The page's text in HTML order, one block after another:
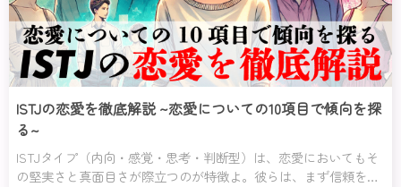
ISTJの恋愛を徹底解説 ~恋愛についての10項目で傾向を探
る~
ISTJタイプ（内向・感覚・思考・判断型）は、恋愛においてもそ
の堅実さと真面目さが際立つのが特徴よ。彼らは、まず信頼を築